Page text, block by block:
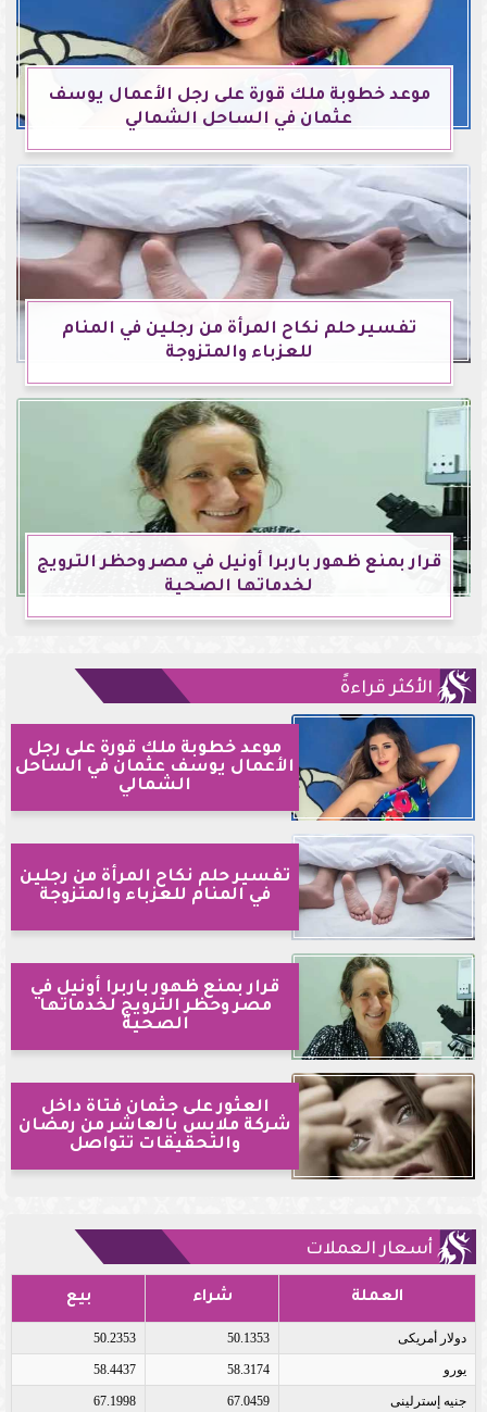
موعد خطوبة ملك قورة على رجل الأعمال يوسف
عثمان في الساحل الشمالي
تفسير حلم نكاح المرأة من رجلين في المنام
للعزباء والمتزوجة
قرار بمنع ظهور باربرا أونيل في مصر وحظر الترويج
لخدماتها الصحية
الأكثر قراءةً
موعد خطوبة ملك قورة على رجل
الأعمال يوسف عثمان في الساحل
الشمالي
تفسير حلم نكاح المرأة من رجلين
في المنام للعزباء والمتزوجة
قرار بمنع ظهور باربرا أونيل في
مصر وحظر الترويج لخدماتها
الصحية
العثور على جثمان فتاة داخل
شركة ملابس بالعاشر من رمضان
والتحقيقات تتواصل
أسعار العملات
العملة شراء بيع
دولار أمريكى 50.1353
50.2353
يورو 58.3174
58.4437
جنيه إسترلينى 67.0459
67.1998